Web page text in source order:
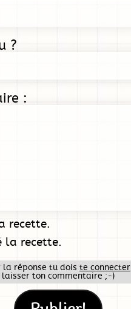
?
:
recette.
la recette.
la réponse tu dois te connecter
laisser ton commentaire ;-)